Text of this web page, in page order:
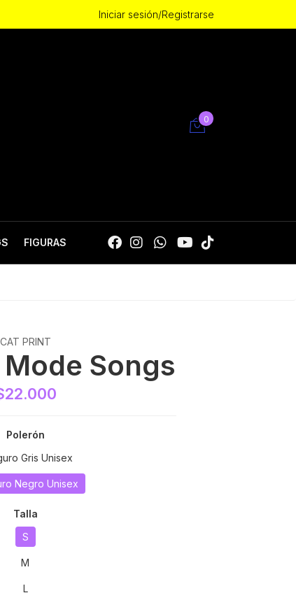
Iniciar sesión/Registrarse
0
FIGURAS
CAT PRINT
Songs
Polerón
Gris Unisex
Negro Unisex
Talla
S
M
L